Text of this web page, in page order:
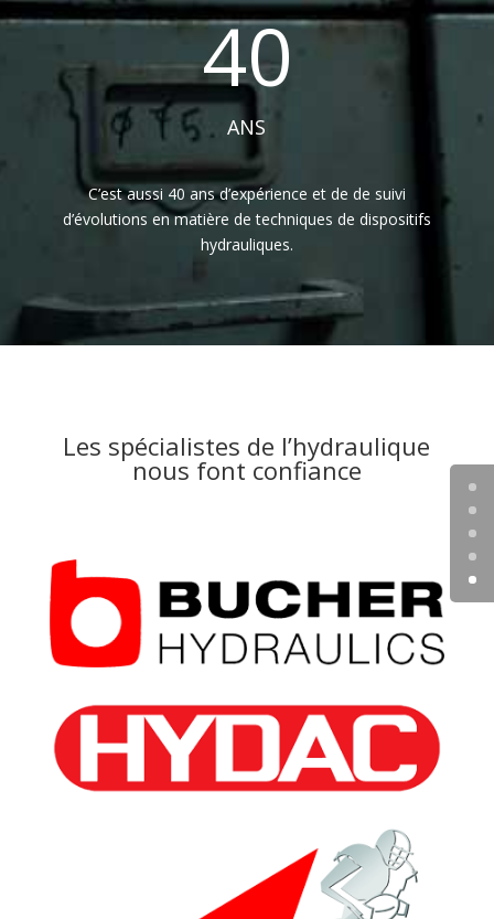
40
ANS
C’est aussi 40 ans d’expérience et de de suivi
d’évolutions en matière de techniques de dispositifs
hydrauliques.
Les spécialistes de l’hydraulique
nous font confiance